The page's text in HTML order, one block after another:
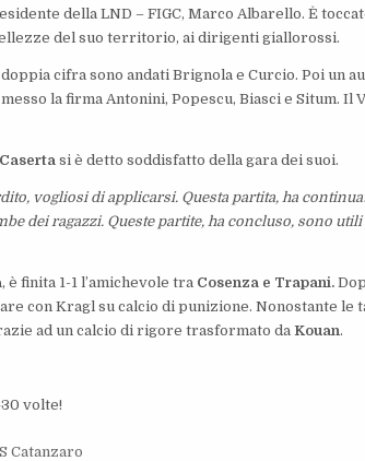
della LND – FIGC, Marco Albarello. È
del suo territorio, ai dirigenti giallorossi.
doppia cifra sono andati Brignola e Curcio. Poi un
messo la firma Antonini, Popescu, Biasci e Situm.
Caserta si è detto soddisfatto della gara dei suoi.
vogliosi di applicarsi. Questa partita, ha
dei ragazzi. Queste partite, ha concluso, sono
, è finita 1-1 l’amichevole tra Cosenza e Trapani.
con Kragl su calcio di punizione. Nonostante le
ad un calcio di rigore trasformato daKouan.
volte!
Catanzaro